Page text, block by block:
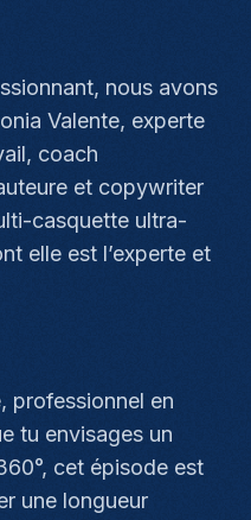
nous avons
Valente, experte
coach
et copywriter
casquette ultra-
elle est l’experte et
professionnel en
tu envisages un
cet épisode est
une longueur